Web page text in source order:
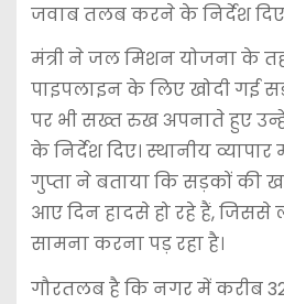
जवाब तलब करने के निर्देश
मंत्री ने जल मिशन योजना के
पाइपलाइन के लिए खोदी गई
पर भी सख्त रुख अपनाते हुए
के निर्देश दिए। स्थानीय
गुप्ता ने बताया कि सड़कों की
आए दिन हादसे हो रहे हैं, जिससे
सामना करना पड़ रहा है।
गौरतलब है कि नगर में करीब